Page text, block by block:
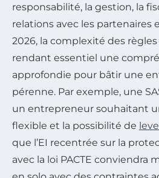
responsabilité, la gestion, la
relations avec les partenaires
2026, la complexité des règles
rendant essentiel une
approfondie pour bâtir une
pérenne. Par exemple, une
un entrepreneur souhaitant
flexible et la possibilité de
que l’EI recentrée sur la
avec la loi PACTE conviendra